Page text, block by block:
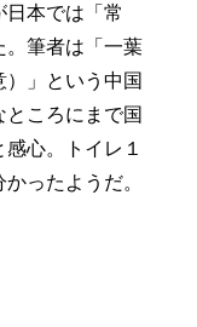
日本では「常
。筆者は「一葉
」という中国
ころにまで国
心。トイレ１
ったようだ。